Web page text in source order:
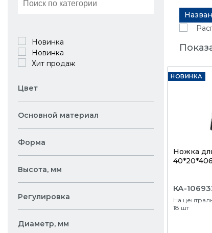
Новинка
Новинка
Хит продаж
Цвет
Основной материал
Форма
Высота, мм
Регулировка
Диаметр, мм
НОВИНКА
Ножка
КА-
На
18 шт